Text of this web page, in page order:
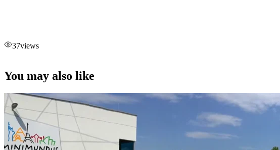
37views
You may also like